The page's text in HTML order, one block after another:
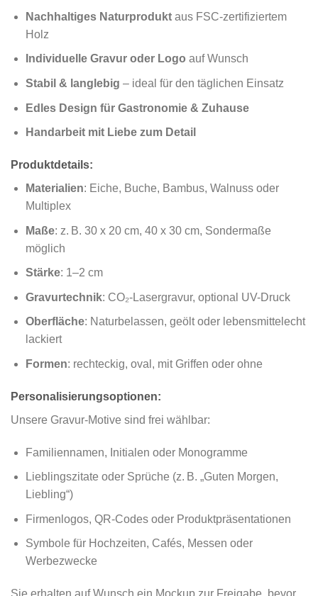
Nachhaltiges Naturproduktaus FSC-zertifiziertem
Holz
Individuelle Gravur oder Logo auf Wunsch
Stabil & langlebig – ideal für den täglichen Einsatz
Edles Design für Gastronomie & Zuhause
Handarbeit mit Liebe zum Detail
Produktdetails:
Materialien: Eiche, Buche, Bambus, Walnuss oder
Multiplex
Maße: z. B. 30 x 20 cm, 40 x 30 cm, Sondermaße
möglich
Stärke: 1–2 cm
Gravurtechnik: CO₂-Lasergravur, optional UV-Druck
Oberfläche: Naturbelassen, geölt oder lebensmittelecht
lackiert
Formen: rechteckig, oval, mit Griffen oder ohne
Personalisierungsoptionen:
Unsere Gravur-Motive sind frei wählbar:
Familiennamen, Initialen oder Monogramme
Lieblingszitate oder Sprüche (z. B. „Guten Morgen,
Liebling“)
Firmenlogos, QR-Codes oder Produktpräsentationen
Symbole für Hochzeiten, Cafés, Messen oder
Werbezwecke